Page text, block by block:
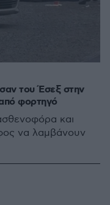
του Έσεξ στην
φορτηγό
και
να λαμβάνουν